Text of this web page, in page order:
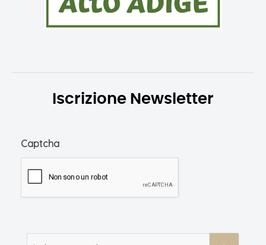
Iscrizione Newsletter
Captcha